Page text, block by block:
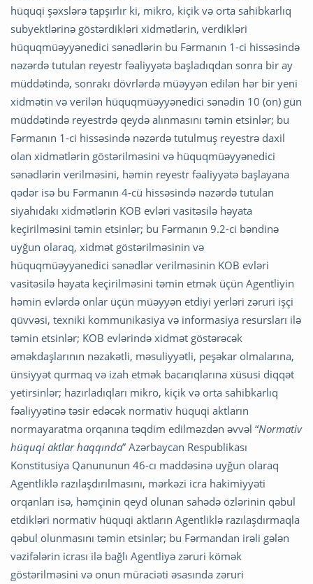
hüquqi şəxslərə tapşırlır ki, mikro, kiçik və orta sahibkarlıq
subyektlərinə göstərdikləri xidmətlərin, verdikləri
hüquqmüəyyənedici sənədlərin bu Fərmanın 1-ci hissəsində
nəzərdə tutulan reyestr fəaliyyətə başladıqdan sonra bir ay
müddətində, sonrakı dövrlərdə müəyyən edilən hər bir yeni
xidmətin və verilən hüquqmüəyyənedici sənədin 10 (on) gün
müddətində reyestrdə qeydə alınmasını təmin etsinlər; bu
Fərmanın 1-ci hissəsində nəzərdə tutulmuş reyestrə daxil
olan xidmətlərin göstərilməsini və hüquqmüəyyənedici
sənədlərin verilməsini, həmin reyestr fəaliyyətə başlayana
qədər isə bu Fərmanın 4-cü hissəsində nəzərdə tutulan
siyahıdakı xidmətlərin KOB evləri vasitəsilə həyata
keçirilməsini təmin etsinlər; bu Fərmanın 9.2-ci bəndinə
uyğun olaraq, xidmət göstərilməsinin və
hüquqmüəyyənedici sənədlər verilməsinin KOB evləri
vasitəsilə həyata keçirilməsini təmin etmək üçün Agentliyin
həmin evlərdə onlar üçün müəyyən etdiyi yerləri zəruri işçi
qüvvəsi, texniki kommunikasiya və informasiya resursları ilə
təmin etsinlər; KOB evlərində xidmət göstərəcək
əməkdaşlarının nəzakətli, məsuliyyətli, peşəkar olmalarına,
ünsiyyət qurmaq və izah etmək bacarıqlarına xüsusi diqqət
yetirsinlər; hazırladıqları mikro, kiçik və orta sahibkarlıq
fəaliyyətinə təsir edəcək normativ hüquqi aktların
normayaratma orqanına təqdim edilməzdən əvvəl “Normativ
hüquqi aktlar haqqında” Azərbaycan Respublikası
Konstitusiya Qanununun 46-cı maddəsinə uyğun olaraq
Agentliklə razılaşdırılmasını, mərkəzi icra hakimiyyəti
orqanları isə, həmçinin qeyd olunan sahədə özlərinin qəbul
etdikləri normativ hüquqi aktların Agentliklə razılaşdırmaqla
qəbul olunmasını təmin etsinlər; bu Fərmandan irəli gələn
vəzifələrin icrası ilə bağlı Agentliyə zəruri kömək
göstərilməsini və onun müraciəti əsasında zəruri